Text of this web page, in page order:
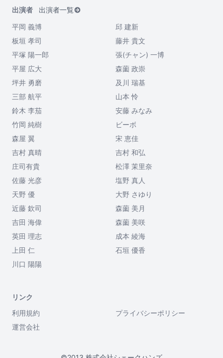
出演者
出演者一覧
平岡 義博
邱 建新
板垣 孝司
藤井 貴文
平塚 陽一郎
張(チャン) 一博
平屋 広大
森薗 政崇
坪井 勇磨
及川 瑞基
三部 航平
山本 怜
鈴木 李茄
安藤 みなみ
竹岡 純樹
ビーボ
森屋 翼
宋 恵佳
吉村 真晴
吉村 和弘
庄司有貴
松澤 茉里奈
佐藤 光彦
塩野 真人
天野 優
大野 さゆり
近藤 欽司
森薗 美月
吉田 海偉
森薗 美咲
英田 理志
成本 綾海
上田 仁
石垣 優香
川口 陽陽
リンク
利用規約
プライバシーポリシー
運営会社